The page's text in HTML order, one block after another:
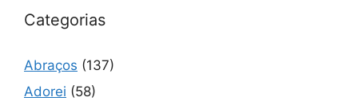
Categorias
Abraços (137)
Adorei (58)